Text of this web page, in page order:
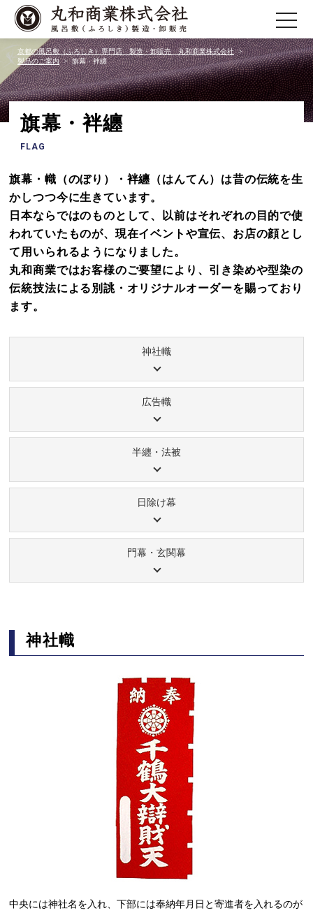
toggle
京都の風呂敷（ふろしき）専門店 製造・卸販売 丸和商業株式会社
製品のご案内
旗幕・袢纏
旗幕・袢纏
FLAG
旗幕・幟（のぼり）・袢纏（はんてん）は昔の伝統を生
かしつつ今に生きています。
日本ならではのものとして、以前はそれぞれの目的で使
われていたものが、現在イベントや宣伝、お店の顔とし
て用いられるようになりました。
丸和商業ではお客様のご要望により、引き染めや型染の
伝統技法による別誂・オリジナルオーダーを賜っており
ます。
神社幟
広告幟
半纏・法被
日除け幕
門幕・玄関幕
神社幟
中央には神社名を入れ、下部には奉納年月日と寄進者を入れるのが